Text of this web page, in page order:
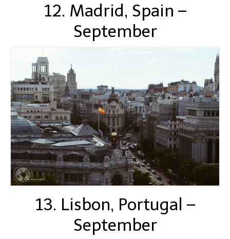
12. Madrid, Spain –
September
13. Lisbon, Portugal –
September